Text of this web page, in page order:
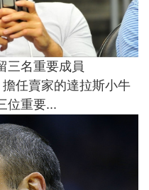
三名重要成員
任賣家的達拉斯小牛
位重要...